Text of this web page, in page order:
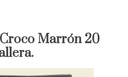
Marrón 20